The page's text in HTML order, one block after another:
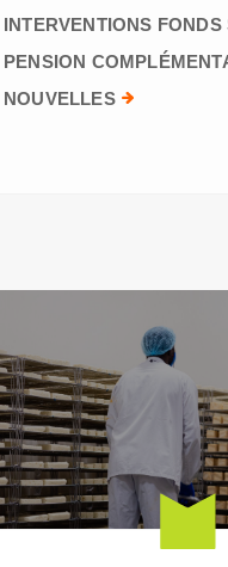
INTERVENTIONS
PENSION
NOUVELLES